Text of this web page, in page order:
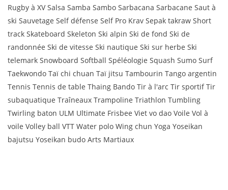
Rugby à XV Salsa Samba Sambo Sarbacana Sarbacane Saut à
ski Sauvetage Self défense Self Pro Krav Sepak takraw Short
track Skateboard Skeleton Ski alpin Ski de fond Ski de
randonnée Ski de vitesse Ski nautique Ski sur herbe Ski
telemark Snowboard Softball Spéléologie Squash Sumo Surf
Taekwondo Taï chi chuan Taï jitsu Tambourin Tango argentin
Tennis Tennis de table Thaing Bando Tir à l'arc Tir sportif Tir
subaquatique Traîneaux Trampoline Triathlon Tumbling
Twirling baton ULM Ultimate Frisbee Viet vo dao Voile Vol à
voile Volley ball VTT Water polo Wing chun Yoga Yoseikan
bajutsu Yoseikan budo Arts Martiaux